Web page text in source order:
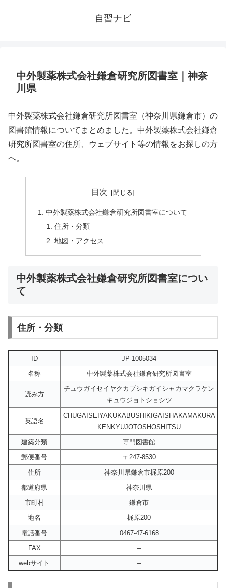
自習ナビ
中外製薬株式会社鎌倉研究所図書室｜神奈
川県
中外製薬株式会社鎌倉研究所図書室（神奈川県鎌倉市）の
図書館情報についてまとめました。中外製薬株式会社鎌倉
研究所図書室の住所、ウェブサイト等の情報をお探しの方
へ。
目次
中外製薬株式会社鎌倉研究所図書室について
住所・分類
地図・アクセス
中外製薬株式会社鎌倉研究所図書室につい
て
住所・分類
ID
JP-1005034
名称
中外製薬株式会社鎌倉研究所図書室
読み方
チュウガイセイヤクカブシキガイシャカマクラケン
キュウジョトショシツ
英語名
CHUGAISEIYAKUKABUSHIKIGAISHAKAMAKURA
KENKYUJOTOSHOSHITSU
建築分類
専門図書館
郵便番号
〒247-8530
住所
神奈川県鎌倉市梶原200
都道府県
神奈川県
市町村
鎌倉市
地名
梶原200
電話番号
0467-47-6168
FAX
–
webサイト
–